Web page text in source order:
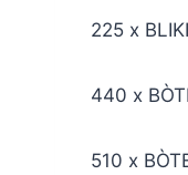
225 x
440 x
510 x